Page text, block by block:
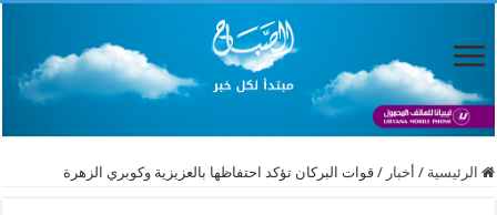
الرئيسية / أخبار / قوات البركان تؤكد احتفاظها بالعزيزية وكوبري الزهرة